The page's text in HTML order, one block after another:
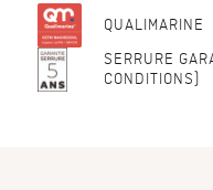
QUALIMARINE
SERRURE
CONDITIONS)